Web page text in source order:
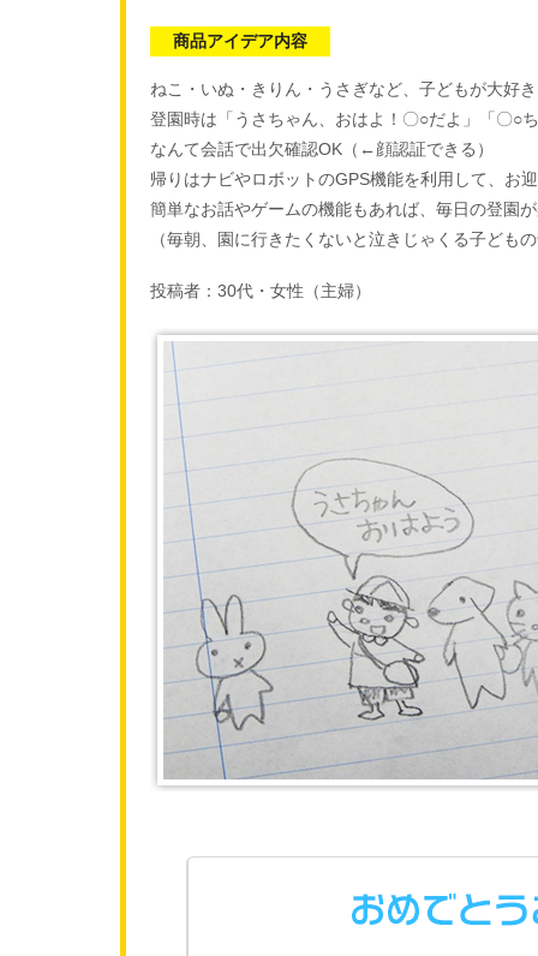
商品アイデア内容
ねこ・いぬ・きりん・うさぎなど、子どもが大好
登園時は「うさちゃん、おはよ！〇○だよ」「〇○
なんて会話で出欠確認OK（←顔認証できる）
帰りはナビやロボットのGPS機能を利用して、お
簡単なお話やゲームの機能もあれば、毎日の登園
（毎朝、園に行きたくないと泣きじゃくる子ども
投稿者：30代・女性（主婦）